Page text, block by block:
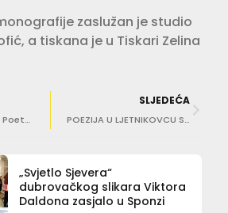
zaslužan je studio
a tiskana je u Tiskari Zelina
[‘KRVAVA SVADBA’] Poetski stilizirani jezik Federica Garcíe Lorce prvi put na Igrama
SLJEDEĆA
POEZIJA U LJETNIKOVCU SORKOČEVIĆ Večer posvećena pjesniku Milanu Milišiću
„Svjetlo Sjevera“
dubrovačkog slikara Viktora
Daldona zasjalo u Sponzi